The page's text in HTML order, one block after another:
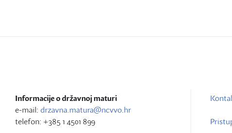
Informacije o državnoj maturi
e-mail: drzavna.matura@ncvvo.hr
telefon: +385 1 4501 899